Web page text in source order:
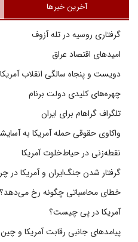
آخرین خبرها
گرفتاری روسیه در تله آزوف
امیدهای اقتصاد عراق
دویست و پنجاه سالگی انقلاب آمریکا
چهره‌های کلیدی دولت برنام
تلگراف گراهام برای ایران
واکاوی حقوقی حمله آمریکا به
نقطه‌زنی در حیاط‌خلوت آمریکا
گرفتار شدن جنگ‌ایران و آمریکا
خطای محاسباتی چگونه رخ می‌دهد؟
آمریکا در پی چیست؟
پیامدهای جانبی رقابت آمریکا و چین